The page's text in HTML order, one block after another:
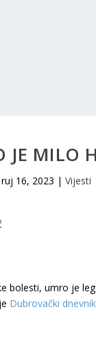
JE MILO
ruj 16, 2023 | Vijesti
bolesti, umro je
Dubrovački dnevnik